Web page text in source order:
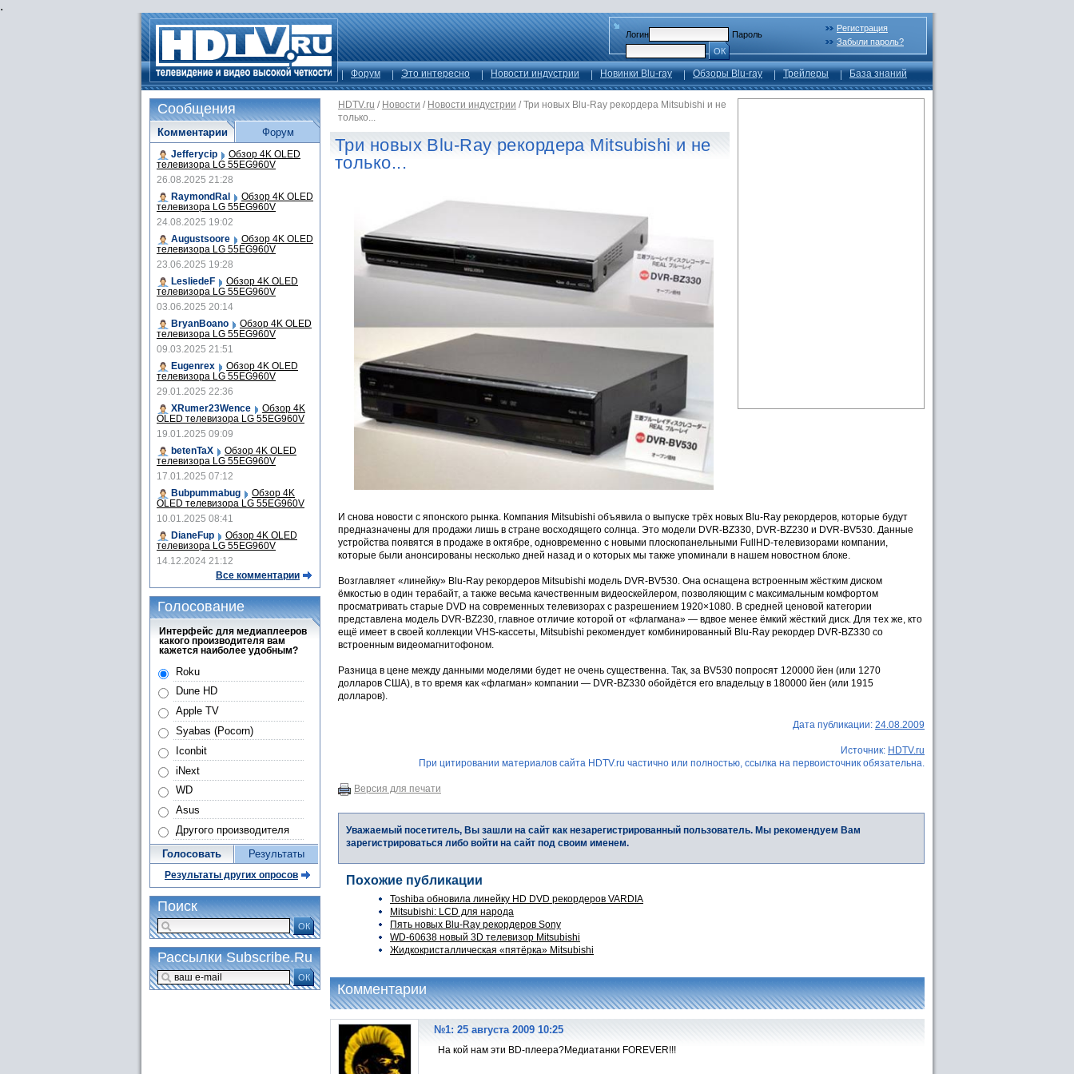
.
Логин
Пароль
ОК
Регистрация
Забыли пароль?
Форум Это интересно Новости индустрии Новинки Blu-ray Обзоры Blu-ray Трейлеры База знаний
HDTV.ru / Новости / Новости индустрии / Три новых Blu-Ray рекордера Mitsubishi и не
только...
Три новых Blu-Ray рекордера Mitsubishi и не
только...
И снова новости с японского рынка. Компания Mitsubishi объявила о выпуске трёх новых Blu-Ray рекордеров, которые будут
предназначены для продажи лишь в стране восходящего солнца. Это модели DVR-BZ330, DVR-BZ230 и DVR-BV530. Данные
устройства появятся в продаже в октябре, одновременно с новыми плоскопанельными FullHD-телевизорами компании,
которые были анонсированы несколько дней назад и о которых мы также упоминали в нашем новостном блоке.
Возглавляет «линейку» Blu-Ray рекордеров Mitsubishi модель DVR-BV530. Она оснащена встроенным жёстким диском
ёмкостью в один терабайт, а также весьма качественным видеоскейлером, позволяющим с максимальным комфортом
просматривать старые DVD на современных телевизорах c разрешением 1920×1080. В средней ценовой категории
представлена модель DVR-BZ230, главное отличие которой от «флагмана» — вдвое менее ёмкий жёсткий диск. Для тех же, кто
ещё имеет в своей коллекции VHS-кассеты, Mitsubishi рекомендует комбинированный Blu-Ray рекордер DVR-BZ330 со
встроенным видеомагнитофоном.
Разница в цене между данными моделями будет не очень существенна. Так, за BV530 попросят 120000 йен (или 1270
долларов США), в то время как «флагман» компании — DVR-BZ330 обойдётся его владельцу в 180000 йен (или 1915
долларов).
Дата публикации: 24.08.2009
Источник: HDTV.ru
При цитировании материалов сайта HDTV.ru частично или полностью, ссылка на первоисточник обязательна.
Версия для печати
Уважаемый посетитель, Вы зашли на сайт как незарегистрированный пользователь. Мы рекомендуем Вам
зарегистрироваться либо войти на сайт под своим именем.
Похожие публикации
Toshiba обновила линейку HD DVD рекордеров VARDIA
Mitsubishi: LCD для народа
Пять новых Blu-Ray рекордеров Sony
WD-60638 новый 3D телевизор Mitsubishi
Жидкокристаллическая «пятёрка» Mitsubishi
Комментарии
№1: 25 августа 2009 10:25
На кой нам эти BD-плеера?Медиатанки FOREVER!!!
Сообщения
Комментарии
Jefferycip Обзор 4K OLED
телевизора LG 55EG960V
26.08.2025 21:28
RaymondRal
Обзор 4K OLED
телевизора LG 55EG960V
24.08.2025 19:02
Augustsoore
Обзор 4K OLED
телевизора LG 55EG960V
23.06.2025 19:28
LesliedeF
Обзор 4K OLED
телевизора LG 55EG960V
03.06.2025 20:14
BryanBoano
Обзор 4K OLED
телевизора LG 55EG960V
09.03.2025 21:51
Eugenrex
Обзор 4K OLED
телевизора LG 55EG960V
29.01.2025 22:36
XRumer23Wence
Обзор 4K
OLED телевизора LG 55EG960V
19.01.2025 09:09
betenTaX
Обзор 4K OLED
телевизора LG 55EG960V
17.01.2025 07:12
Bubpummabug
Обзор 4K
OLED телевизора LG 55EG960V
10.01.2025 08:41
DianeFup
Обзор 4K OLED
телевизора LG 55EG960V
14.12.2024 21:12
Все комментарии
Форум
Голосование
Интерфейс для медиаплееров
какого производителя вам
кажется наиболее удобным?
Roku
Dune HD
Apple TV
Syabas (Pocorn)
Iconbit
iNext
WD
Asus
Другого производителя
Голосовать Результаты
Результаты других опросов
Поиск
ОК
Рассылки Subscribe.Ru
ОК